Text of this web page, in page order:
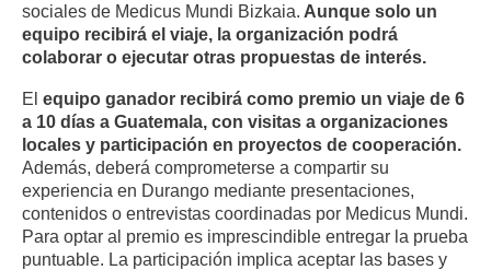
sociales de Medicus Mundi Bizkaia. Aunque solo un
equipo recibirá el viaje, la organización podrá
colaborar o ejecutar otras propuestas de interés.
El equipo ganador recibirá como premio un viaje de 6
a 10 días a Guatemala, con visitas a organizaciones
locales y participación en proyectos de cooperación.
Además, deberá comprometerse a compartir su
experiencia en Durango mediante presentaciones,
contenidos o entrevistas coordinadas por Medicus Mundi.
Para optar al premio es imprescindible entregar la prueba
puntuable. La participación implica aceptar las bases y